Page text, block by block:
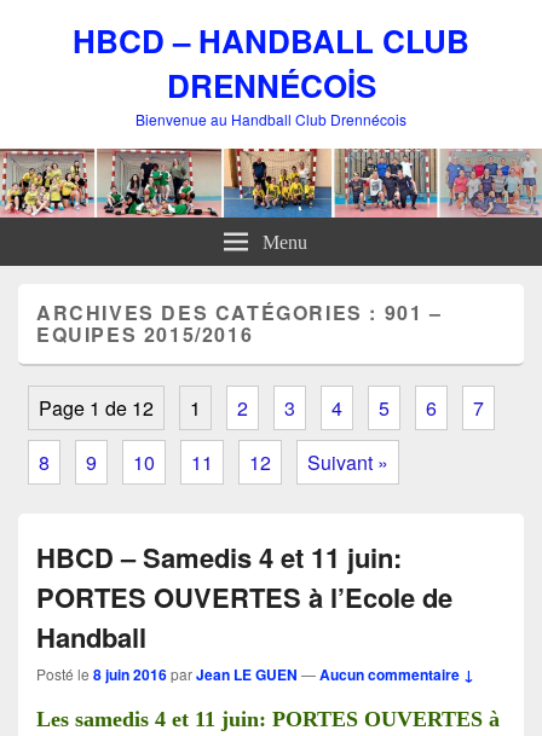
HBCD – HANDBALL CLUB
DRENNÉCOİS
Bienvenue au Handball Club Drennécois
Menu
ARCHIVES DES CATÉGORIES : 901 –
EQUIPES 2015/2016
Page 1 de 12 1 2 3 4 5 6
7
8
9 10 11 12 Suivant »
HBCD – Samedis 4 et 11 juin:
PORTES OUVERTES à l’Ecole de
Handball
Posté le 8 juin 2016parJean LE GUEN —Aucun commentaire ↓
Les samedis 4 et 11 juin: PORTES OUVERTES à